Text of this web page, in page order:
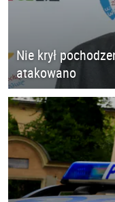
Nie krył
atakowano